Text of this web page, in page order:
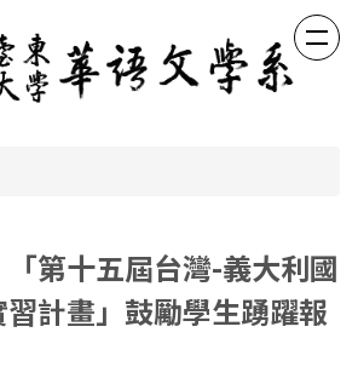
「第十五屆台灣-義大利國
計畫」鼓勵學生踴躍報